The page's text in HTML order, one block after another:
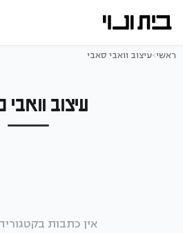
ראשי>עיצוב וואבי סאבי
עיצוב וואבי
אין כתבות בקטגוריה